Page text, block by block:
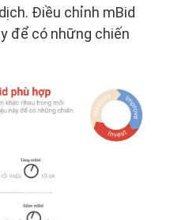
Điều chỉnh mBid
để có những chiến